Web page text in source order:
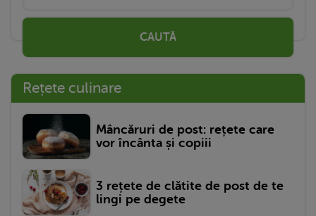
CAUTĂ
Rețete culinare
Mâncăruri de post: rețete care
vor încânta și copiii
3 rețete de clătite de post de te
lingi pe degete